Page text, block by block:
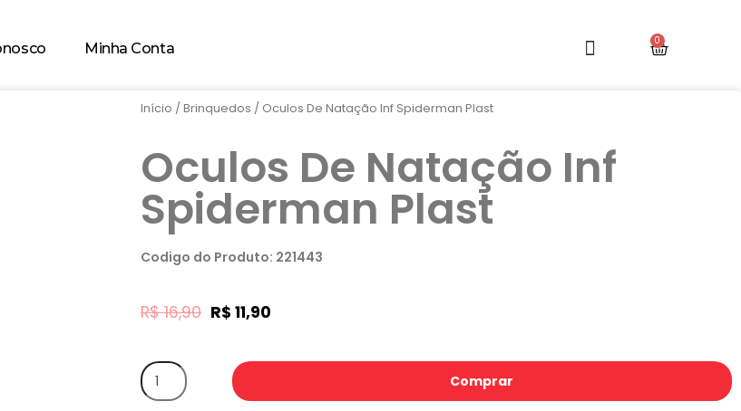
Minha Conta
Início /Brinquedos / Oculos De Natação Inf Spiderman Plast
Oculos De Natação Inf
Spiderman Plast
Codigo do Produto: 221443
R$16,90 R$ 11,90
Comprar